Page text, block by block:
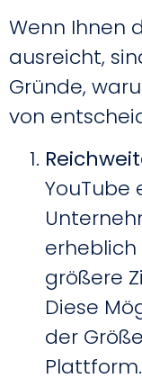
Wenn Ihnen
ausreicht,
Gründe,
von
YouTube
erheblich
größere
Diese
der
Plattform.